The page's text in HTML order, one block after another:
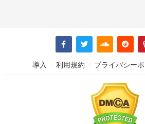
導入 利用規約 プライバシー